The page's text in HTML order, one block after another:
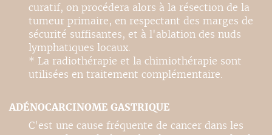
curatif, on procédera alors à la résection de la
tumeur primaire, en respectant des marges de
sécurité suffisantes, et à l'ablation des nuds
lymphatiques locaux.
* La radiothérapie et la chimiothérapie sont
utilisées en traitement complémentaire.
ADÉNOCARCINOME GASTRIQUE
C'est une cause fréquente de cancer dans les